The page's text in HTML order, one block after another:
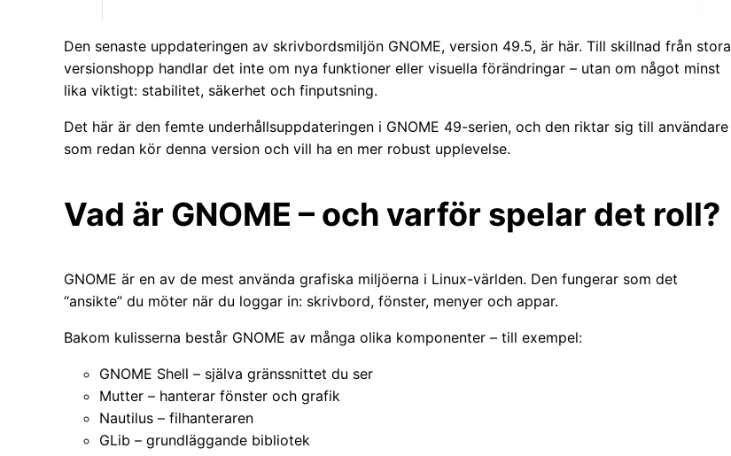
Den senaste uppdateringen av skrivbordsmiljön GNOME, version 49.5, är här. Till skillnad från stora
versionshopp handlar det inte om nya funktioner eller visuella förändringar – utan om något minst
lika viktigt: stabilitet, säkerhet och finputsning.
Det här är den femte underhållsuppdateringen i GNOME 49-serien, och den riktar sig till användare
som redan kör denna version och vill ha en mer robust upplevelse.
Vad är GNOME – och varför spelar det roll?
GNOME är en av de mest använda grafiska miljöerna i Linux-världen. Den fungerar som det
“ansikte” du möter när du loggar in: skrivbord, fönster, menyer och appar.
Bakom kulisserna består GNOME av många olika komponenter – till exempel:
GNOME Shell – själva gränssnittet du ser
Mutter – hanterar fönster och grafik
Nautilus – filhanteraren
GLib – grundläggande bibliotek